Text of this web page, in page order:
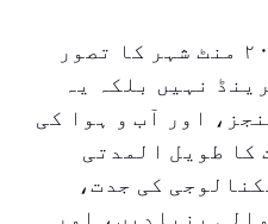
دبئی کے معاملے میں، ۲۰ منٹ شہر کا تصور
نہیں بلکہ یہ
اور آب و ہوا کی
کا طویل المدتی
کی جدت،
بنیادیں، اور